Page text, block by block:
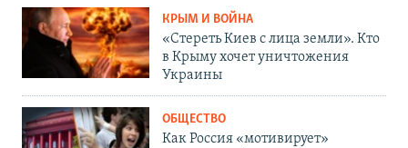
КРЫМ И ВОЙНА
«Стереть Киев с лица земли». Кто
в Крыму хочет уничтожения
Украины
ОБЩЕСТВО
Как Россия «мотивирует»